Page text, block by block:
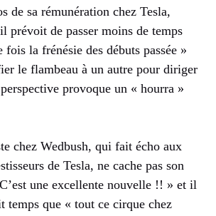
de sa rémunération chez Tesla,
prévoit de passer moins de temps
la frénésie des débuts passée »
le flambeau à un autre pour diriger
provoque un « hourra »
chez Wedbush, qui fait écho aux
de Tesla, ne cache pas son
une excellente nouvelle !! » et il
temps que « tout ce cirque chez